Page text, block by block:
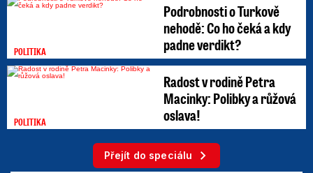
POLITIKA
Podrobnosti o Turkově
nehodě: Co ho čeká a kdy
padne verdikt?
POLITIKA
Radost v rodině Petra
Macinky: Polibky a růžová
oslava!
Přejít do speciálu